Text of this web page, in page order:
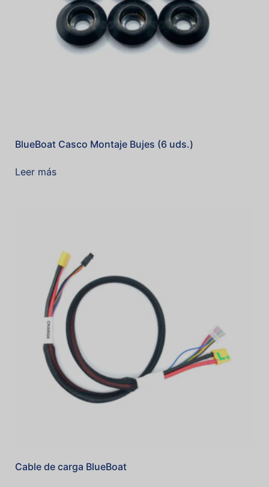
BlueBoat Casco Montaje Bujes (6 uds.)
Leer más
Cable de carga BlueBoat